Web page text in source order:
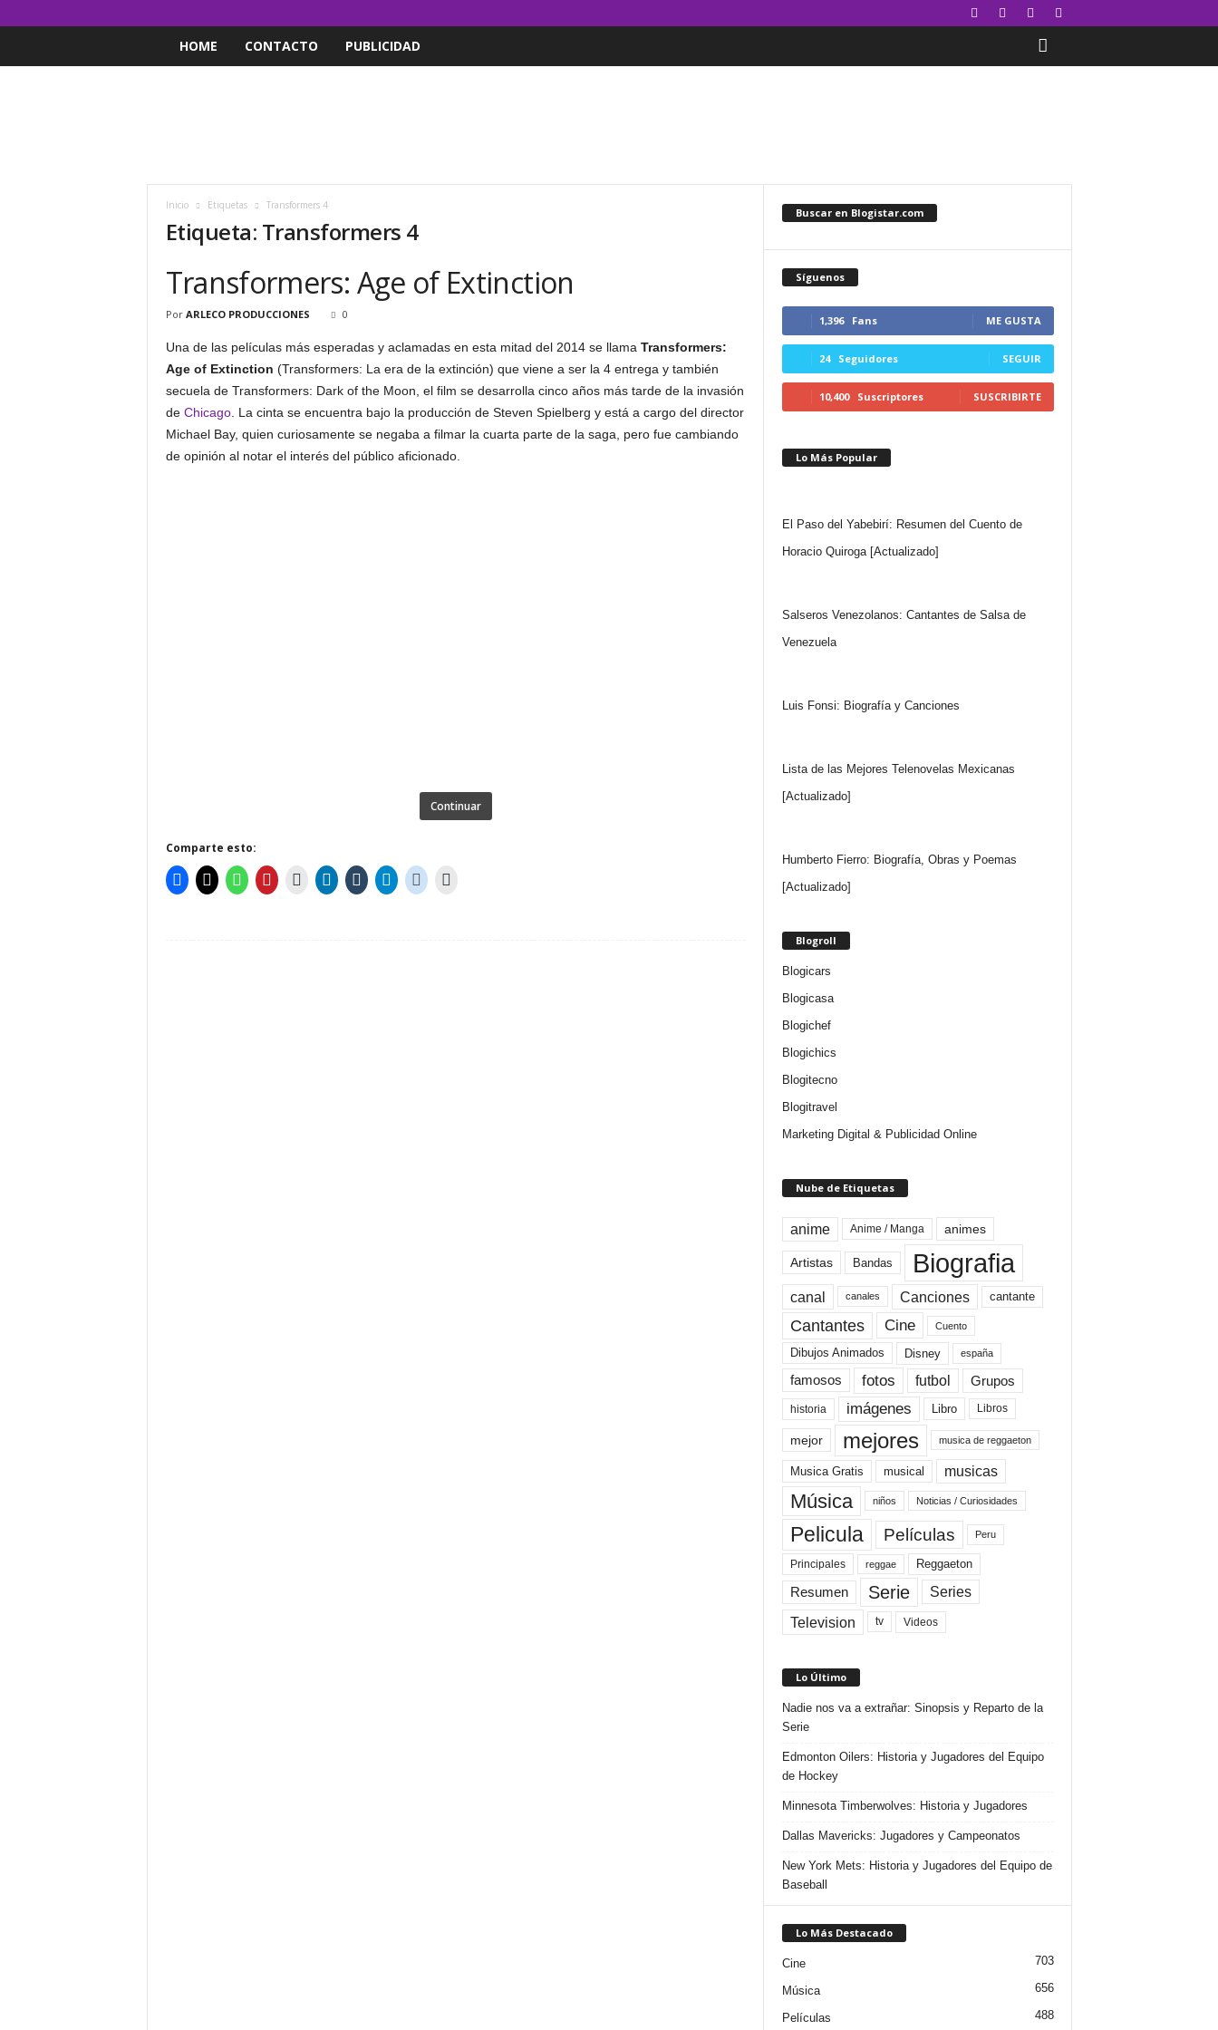
HOME CONTACTO PUBLICIDAD
Inicio Etiquetas Transformers 4
Etiqueta: Transformers 4
Transformers: Age of Extinction
Por ARLECO PRODUCCIONES 0
Una de las películas más esperadas y aclamadas en esta mitad del 2014 se llama Transformers:
Age of Extinction (Transformers: La era de la extinción) que viene a ser la 4 entrega y también
secuela de Transformers: Dark of the Moon, el film se desarrolla cinco años más tarde de la invasión
de Chicago. La cinta se encuentra bajo la producción de Steven Spielberg y está a cargo del director
Michael Bay, quien curiosamente se negaba a filmar la cuarta parte de la saga, pero fue cambiando
de opinión al notar el interés del público aficionado.
Continuar
Comparte esto:
Buscar en Blogistar.com
Síguenos
1,396 Fans ME GUSTA
24 Seguidores SEGUIR
10,400 Suscriptores SUSCRIBIRTE
Lo Más Popular
El Paso del Yabebirí: Resumen del Cuento de
Horacio Quiroga [Actualizado]
Salseros Venezolanos: Cantantes de Salsa de
Venezuela
Luis Fonsi: Biografía y Canciones
Lista de las Mejores Telenovelas Mexicanas
[Actualizado]
Humberto Fierro: Biografía, Obras y Poemas
[Actualizado]
Blogroll
Blogicars
Blogicasa
Blogichef
Blogichics
Blogitecno
Blogitravel
Marketing Digital & Publicidad Online
Nube de Etiquetas
anime Anime / Manga animes
Artistas Bandas Biografia
canal canales Canciones cantante
Cantantes Cine Cuento
Dibujos Animados Disney españa
famosos fotos futbol Grupos
historia imágenes Libro Libros
mejor mejores musica de reggaeton
Musica Gratis musical musicas
Música niños Noticias / Curiosidades
Pelicula Películas Peru
Principales reggae Reggaeton
Resumen Serie Series
Television tv Videos
Lo Último
Nadie nos va a extrañar: Sinopsis y Reparto de la
Serie
Edmonton Oilers: Historia y Jugadores del Equipo
de Hockey
Minnesota Timberwolves: Historia y Jugadores
Dallas Mavericks: Jugadores y Campeonatos
New York Mets: Historia y Jugadores del Equipo de
Baseball
Lo Más Destacado
Cine 703
Música 656
Películas 488